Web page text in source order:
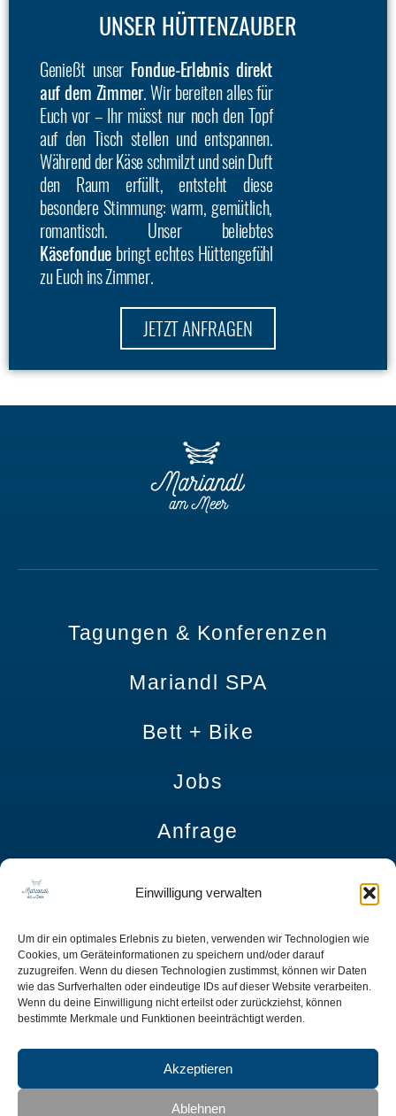
Einwilligung verwalten
Um dir ein optimales Erlebnis zu bieten, verwenden wir Technologien wie
Cookies, um Geräteinformationen zu speichern und/oder darauf
zuzugreifen. Wenn du diesen Technologien zustimmst, können wir Daten
wie das Surfverhalten oder eindeutige IDs auf dieser Website verarbeiten.
Wenn du deine Einwilligung nicht erteilst oder zurückziehst, können
bestimmte Merkmale und Funktionen beeinträchtigt werden.
Akzeptieren
Ablehnen
UNSER HÜTTENZAUBER
Genießt unser Fondue-Erlebnis direkt
auf dem Zimmer. Wir bereiten alles für
Euch vor – Ihr müsst nur noch den Topf
auf den Tisch stellen und entspannen.
Während der Käse schmilzt und sein Duft
den Raum erfüllt, entsteht diese
besondere Stimmung: warm, gemütlich,
romantisch. Unser beliebtes
Käsefondue bringt echtes Hüttengefühl
zu Euch ins Zimmer.
JETZT ANFRAGEN
Tagungen & Konferenzen
Mariandl SPA
Bett + Bike
Jobs
Anfrage
Datenschutzerklärung
AGB
Barrierefreiheitserklärung
Mariandl am Meer | Nordstrand 400 | 18609 Ostseebad Binz OT Prora
| servus@mariandl-am-meer.de